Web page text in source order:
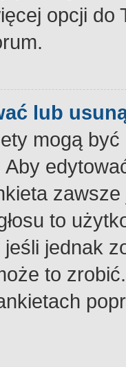
opcji
lub
mogą
Aby
to
jednak
to